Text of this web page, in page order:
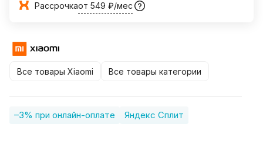
Рассрочкаот 549 ₽/мес
Все товары Xiaomi Все товары категории
–3% при онлайн-оплате Яндекс Сплит